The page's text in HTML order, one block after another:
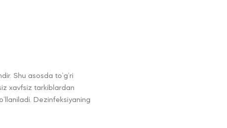
Shu asosda to‘g‘ri
xavfsiz tarkiblardan
Dezinfeksiyaning